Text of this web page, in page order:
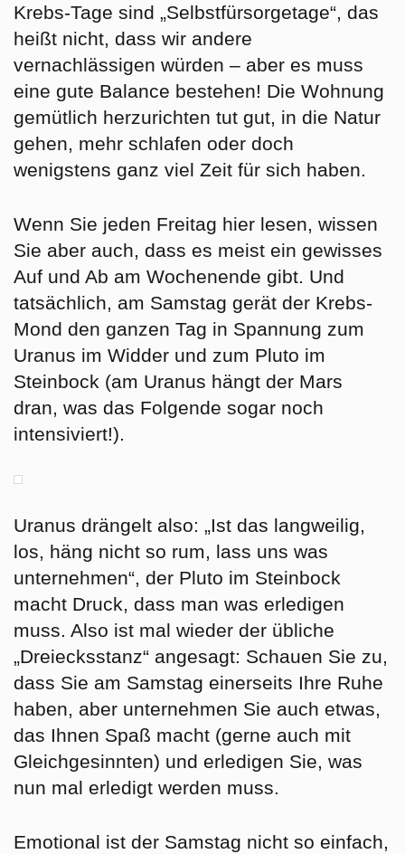
Krebs-Tage sind „Selbstfürsorgetage“, das
heißt nicht, dass wir andere
vernachlässigen würden – aber es muss
eine gute Balance bestehen! Die Wohnung
gemütlich herzurichten tut gut, in die Natur
gehen, mehr schlafen oder doch
wenigstens ganz viel Zeit für sich haben.
Wenn Sie jeden Freitag hier lesen, wissen
Sie aber auch, dass es meist ein gewisses
Auf und Ab am Wochenende gibt. Und
tatsächlich, am Samstag gerät der Krebs-
Mond den ganzen Tag in Spannung zum
Uranus im Widder und zum Pluto im
Steinbock (am Uranus hängt der Mars
dran, was das Folgende sogar noch
intensiviert!).
Uranus drängelt also: „Ist das langweilig,
los, häng nicht so rum, lass uns was
unternehmen“, der Pluto im Steinbock
macht Druck, dass man was erledigen
muss. Also ist mal wieder der übliche
„Dreiecksstanz“ angesagt: Schauen Sie zu,
dass Sie am Samstag einerseits Ihre Ruhe
haben, aber unternehmen Sie auch etwas,
das Ihnen Spaß macht (gerne auch mit
Gleichgesinnten) und erledigen Sie, was
nun mal erledigt werden muss.
Emotional ist der Samstag nicht so einfach,